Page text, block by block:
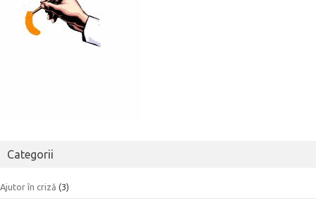
Categorii
Ajutor în criză (3)